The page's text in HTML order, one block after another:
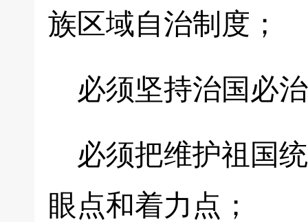
族区域自治制度；
必须坚持治国必
必须把维护祖国
眼点和着力点；